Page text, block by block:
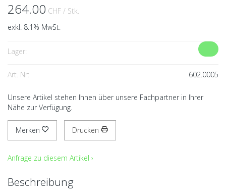
264.00 CHF / Stk.
exkl. 8.1% MwSt.
Lager:
Art. Nr: 602.0005
Unsere Artikel stehen Ihnen über unsere Fachpartner in Ihrer
Nähe zur Verfügung.
Merken Drucken
Anfrage zu diesem Artikel ›
Beschreibung